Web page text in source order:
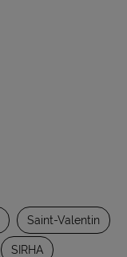
Saint-Valentin
SIRHA